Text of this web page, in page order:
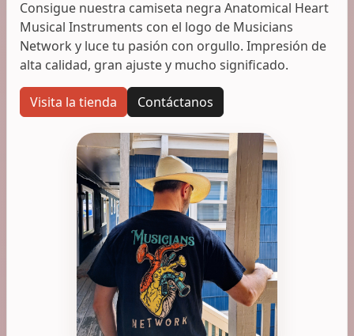
Consigue nuestra camiseta negra Anatomical Heart
Musical Instruments con el logo de Musicians
Network y luce tu pasión con orgullo. Impresión de
alta calidad, gran ajuste y mucho significado.
Visita la tienda Contáctanos